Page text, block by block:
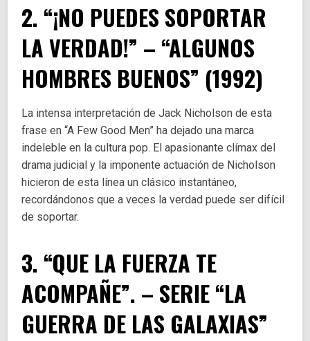
2. “¡NO PUEDES SOPORTAR
LA VERDAD!” – “ALGUNOS
HOMBRES BUENOS” (1992)
La intensa interpretación de Jack Nicholson de esta
frase en “A Few Good Men” ha dejado una marca
indeleble en la cultura pop. El apasionante clímax del
drama judicial y la imponente actuación de Nicholson
hicieron de esta línea un clásico instantáneo,
recordándonos que a veces la verdad puede ser difícil
de soportar.
3. “QUE LA FUERZA TE
ACOMPAÑE”. – SERIE “LA
GUERRA DE LAS GALAXIAS”